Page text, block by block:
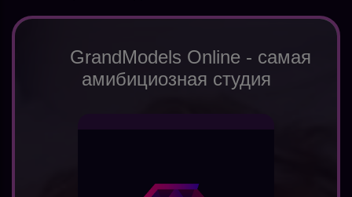
GrandModels Online - самая
амибициозная студия